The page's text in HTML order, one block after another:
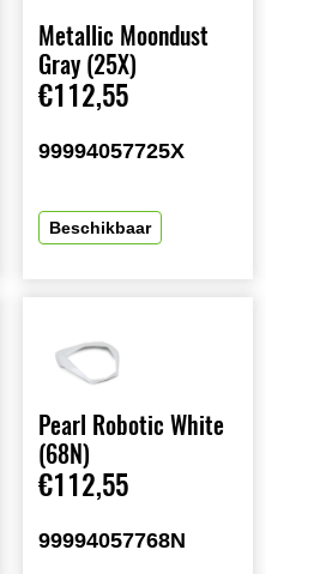
Metallic Moondust
Gray (25X)
€112,55
99994057725X
Beschikbaar
Pearl Robotic White
(68N)
€112,55
99994057768N